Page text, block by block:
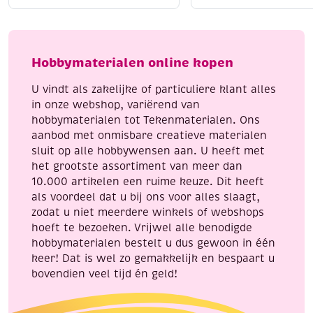
glitter
aantal
Hobbymaterialen online kopen
U vindt als zakelijke of particuliere klant alles
in onze webshop, variërend van
hobbymaterialen tot Tekenmaterialen. Ons
aanbod met onmisbare creatieve materialen
sluit op alle hobbywensen aan. U heeft met
het grootste assortiment van meer dan
10.000 artikelen een ruime keuze. Dit heeft
als voordeel dat u bij ons voor alles slaagt,
zodat u niet meerdere winkels of webshops
hoeft te bezoeken. Vrijwel alle benodigde
hobbymaterialen bestelt u dus gewoon in één
keer! Dat is wel zo gemakkelijk en bespaart u
bovendien veel tijd én geld!